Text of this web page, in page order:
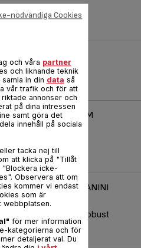
:E2258504
FRYPAN 26 CM
: E2250504
STEWPOT 24 CM
OLIVER CAST IRON PANINI
22 CM
heat retention & robust
:E2139055
och våra partner
och liknande teknik
in din data så
vår trafik och för att
annonser och
på dina intressen
samt göra det
innehåll på sociala
tacka nej till
att klicka på "Tillåt
icke-
Observera att om
kommer vi endast
som är
webbplatsen.
för mer information
kategorierna och för
detaljerat val. Du
nödvändiga Cookies